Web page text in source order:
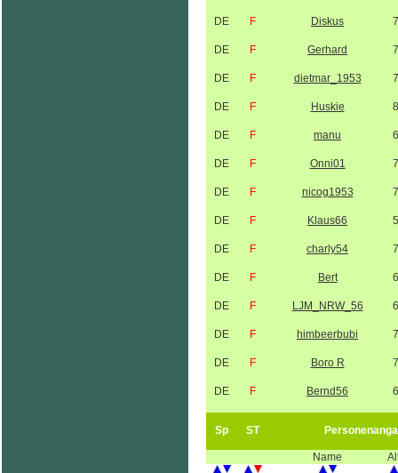
DE F Diskus
DE F Gerhard
DE F dietmar_1953
DE F Huskie
DE F manu
DE F Onni01
DE F nicog1953
DE F Klaus66
DE F charly54
DE F Bert
DE F LJM_NRW_56
DE F himbeerbubi
DE F Boro R
DE F Bernd56
Sp ST
Name